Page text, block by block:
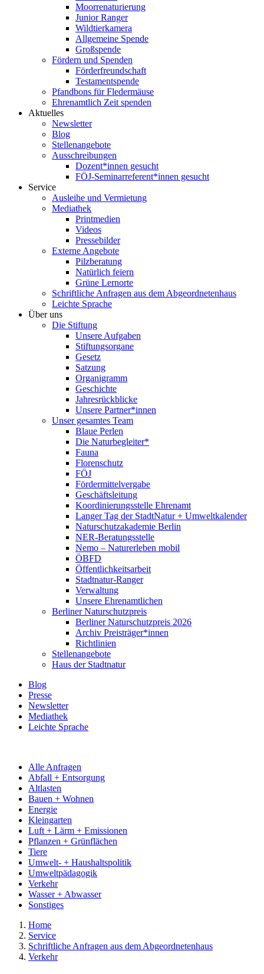
Moorrenaturierung
Junior Ranger
Wildtierkamera
Allgemeine Spende
Großspende
Fördern und Spenden
Förderfreundschaft
Testamentspende
Pfandbons für Fledermäuse
Ehrenamtlich Zeit spenden
Aktuelles
Newsletter
Blog
Stellenangebote
Ausschreibungen
Dozent*innen gesucht
FÖJ-Seminarreferent*innen gesucht
Service
Ausleihe und Vermietung
Mediathek
Printmedien
Videos
Pressebilder
Externe Angebote
Pilzberatung
Natürlich feiern
Grüne Lernorte
Schriftliche Anfragen aus dem Abgeordnetenhaus
Leichte Sprache
Über uns
Die Stiftung
Unsere Aufgaben
Stiftungsorgane
Gesetz
Satzung
Organigramm
Geschichte
Jahresrückblicke
Unsere Partner*innen
Unser gesamtes Team
Blaue Perlen
Die Naturbegleiter*
Fauna
Florenschutz
FÖJ
Fördermittelvergabe
Geschäftsleitung
Koordinierungsstelle Ehrenamt
Langer Tag der StadtNatur + Umweltkalender
Naturschutzakademie Berlin
NER-Beratungsstelle
Nemo – Naturerleben mobil
ÖBFD
Öffentlichkeitsarbeit
Stadtnatur-Ranger
Verwaltung
Unsere Ehrenamtlichen
Berliner Naturschutzpreis
Berliner Naturschutzpreis 2026
Archiv Preisträger*innen
Richtlinien
Stellenangebote
Haus der Stadtnatur
Blog
Presse
Newsletter
Mediathek
Leichte Sprache
Alle Anfragen
Abfall + Entsorgung
Altlasten
Bauen + Wohnen
Energie
Kleingarten
Luft + Lärm + Emissionen
Pflanzen + Grünflächen
Tiere
Umwelt- + Haushaltspolitik
Umweltpädagogik
Verkehr
Wasser + Abwasser
Sonstiges
Home
Service
Schriftliche Anfragen aus dem Abgeordnetenhaus
Verkehr